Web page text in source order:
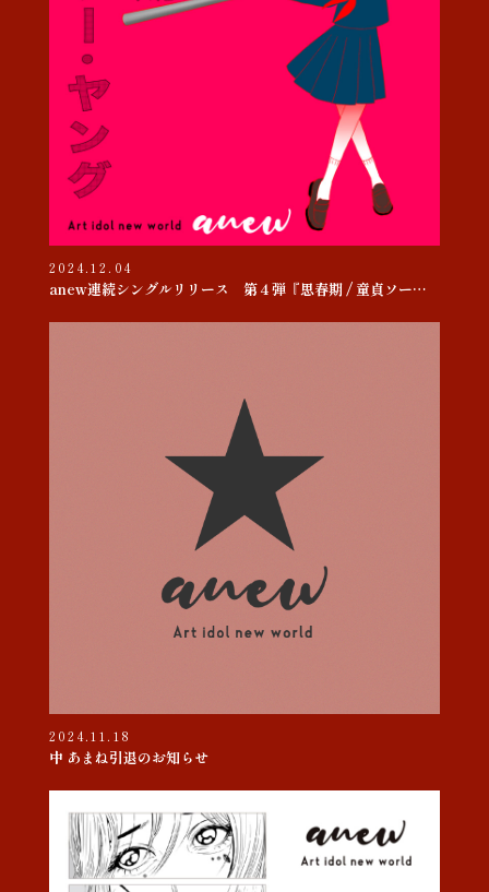
2024.12.04
anew連続シングルリリース 第４弾『思春期 / 童貞ソー・ヤング』
2024.11.18
中 あまね引退のお知らせ